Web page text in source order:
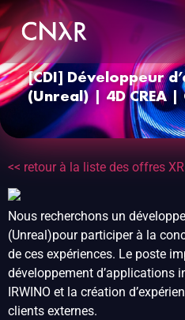
[CDI] Développeur
(Unreal) | 4D CREA
<< retour à la liste des offres XR
Nous recherchons un
(Unreal)pour participer à la
de ces expériences. Le poste
développement d’applications
IRWINO et la création
clients externes.